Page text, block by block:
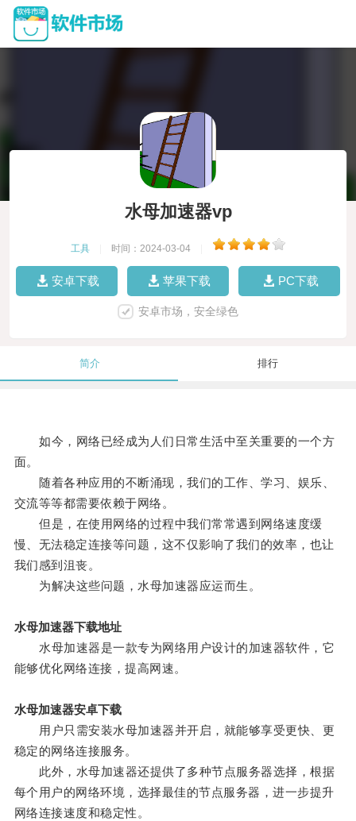
水母加速器vp
工具 时间：2024-03-04
安卓下载 苹果下载 PC下载
安卓市场，安全绿色
简介 排行
如今，网络已经成为人们日常生活中至关重要的一个方
面。
随着各种应用的不断涌现，我们的工作、学习、娱乐、
交流等等都需要依赖于网络。
但是，在使用网络的过程中我们常常遇到网络速度缓
慢、无法稳定连接等问题，这不仅影响了我们的效率，也让
我们感到沮丧。
为解决这些问题，水母加速器应运而生。
水母加速器下载地址
水母加速器是一款专为网络用户设计的加速器软件，它
能够优化网络连接，提高网速。
水母加速器安卓下载
用户只需安装水母加速器并开启，就能够享受更快、更
稳定的网络连接服务。
此外，水母加速器还提供了多种节点服务器选择，根据
每个用户的网络环境，选择最佳的节点服务器，进一步提升
网络连接速度和稳定性。